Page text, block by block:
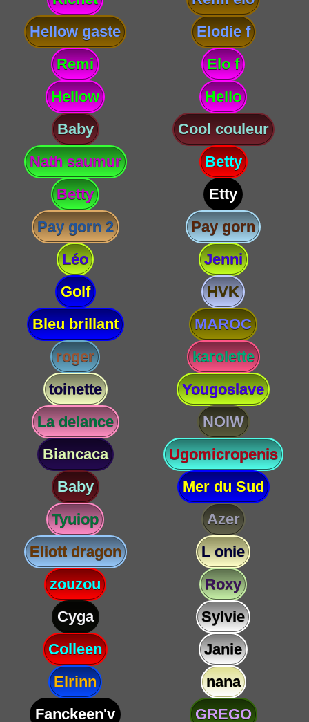
Hellow gaste
Elodie f
Remi
Elo f
Hellow
Hello
Baby
Cool couleur
Nath saumur
Betty
Betty
Etty
Pay gorn 2
Pay gorn
Léo
Jenni
Golf
HVK
Bleu brillant
MAROC
roger
karolette
toinette
Yougoslave
La delance
NOIW
Biancaca
Ugomicropenis
Baby
Mer du Sud
Tyuiop
Azer
Eliott dragon
L onie
zouzou
Roxy
Cyga
Sylvie
Colleen
Janie
Elrinn
nana
Fanckeen'v
GREGO